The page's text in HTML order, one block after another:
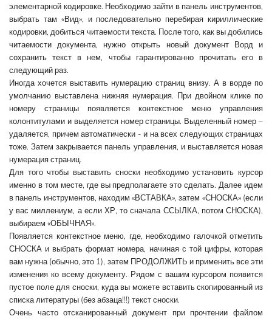
элементарной кодировке. Необходимо зайти в панель инструментов,
выбрать там «Вид», и последовательно перебирая кириллические
кодировки, добиться читаемости текста. После того, как вы добились
читаемости документа, нужно открыть новый документ Ворд и
сохранить текст в нем, чтобы гарантированно прочитать его в
следующий раз.
Иногда хочется выставить нумерацию страниц внизу. А в ворде по
умолчанию выставлена нижняя нумерация. При двойном клике по
номеру страницы появляется контекстное меню управления
колонтитулами и выделяется номер страницы. Выделенный номер –
удаляется, причем автоматически - и на всех следующих страницах
тоже. Затем закрывается панель управления, и выставляется новая
нумерация страниц.
Для того чтобы выставить сноски необходимо установить курсор
именно в том месте, где вы предполагаете это сделать. Далее идем
в панель инструментов, находим «ВСТАВКА», затем «СНОСКА» (если
у вас миллениум, а если ХР, то сначала ССЫЛКА, потом СНОСКА),
выбираем «ОБЫЧНАЯ».
Появляется контекстное меню, где, необходимо галочкой отметить
СНОСКА и выбрать формат номера, начиная с той цифры, которая
вам нужна (обычно, это 1), затем ПРОДОЛЖИТЬ и применить все эти
изменения ко всему документу. Рядом с вашим курсором появится
пустое поле для сноски, куда вы можете вставить скопированный из
списка литературы (без абзаца!!!) текст сноски.
Очень часто отсканированный документ при прочтении файлом